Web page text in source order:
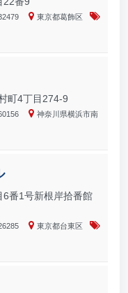
東京都葛飾区
町4丁目274-9
神奈川県横浜市南
番1号新根岸拾番館
東京都台東区